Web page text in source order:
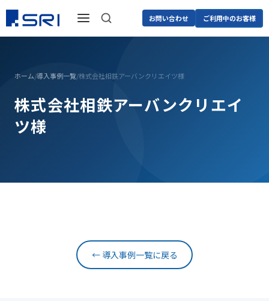
お問い合わせ ご利用中のお客様
ホーム/導入事例一覧/株式会社相鉄アーバンクリエイツ様
株式会社相鉄アーバンクリエイ
ツ様
← 導入事例一覧に戻る